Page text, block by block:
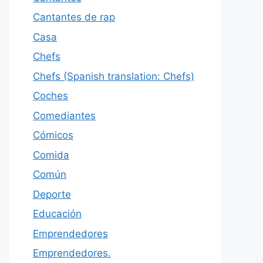
Cantantes de rap
Casa
Chefs
Chefs (Spanish translation: Chefs)
Coches
Comediantes
Cómicos
Comida
Común
Deporte
Educación
Emprendedores
Emprendedores.